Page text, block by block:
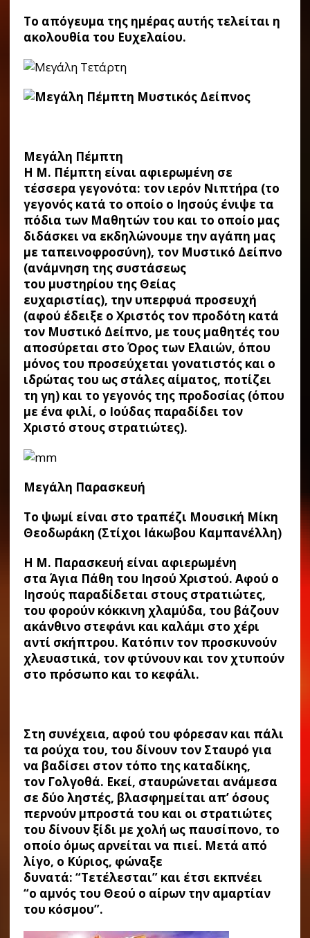
Το απόγευμα της ημέρας αυτής τελείται η
ακολουθία του Ευχελαίου.
Μεγάλη Πέμπτη
Η Μ. Πέμπτη είναι αφιερωμένη σε
τέσσερα γεγονότα: τον ιερόν Νιπτήρα (το
γεγονός κατά το οποίο ο Ιησούς ένιψε τα
πόδια των Μαθητών του και το οποίο μας
διδάσκει να εκδηλώνουμε την αγάπη μας
με ταπεινοφροσύνη), τον Μυστικό Δείπνο
(ανάμνηση της συστάσεως
του μυστηρίου της Θείας
ευχαριστίας), την υπερφυά προσευχή
(αφού έδειξε ο Χριστός τον προδότη κατά
τον Μυστικό Δείπνο, με τους μαθητές του
αποσύρεται στο Όρος των Ελαιών, όπου
μόνος του προσεύχεται γονατιστός και ο
ιδρώτας του ως στάλες αίματος, ποτίζει
τη γη) και το γεγονός της προδοσίας (όπου
με ένα φιλί, ο Ιούδας παραδίδει τον
Χριστό στους στρατιώτες).
Μεγάλη Παρασκευή
Το ψωμί είναι στο τραπέζι Μουσική Μίκη
Θεοδωράκη (Στίχοι Ιάκωβου Καμπανέλλη)
Η Μ. Παρασκευή είναι αφιερωμένη
στα Άγια Πάθη του Ιησού Χριστού. Αφού ο
Ιησούς παραδίδεται στους στρατιώτες,
του φορούν κόκκινη χλαμύδα, του βάζουν
ακάνθινο στεφάνι και καλάμι στο χέρι
αντί σκήπτρου. Κατόπιν τον προσκυνούν
χλευαστικά, τον φτύνουν και τον χτυπούν
στο πρόσωπο και το κεφάλι.
Στη συνέχεια, αφού του φόρεσαν και πάλι
τα ρούχα του, του δίνουν τον Σταυρό για
να βαδίσει στον τόπο της καταδίκης,
τον Γολγοθά. Εκεί, σταυρώνεται ανάμεσα
σε δύο ληστές, βλασφημείται απ’ όσους
περνούν μπροστά του και οι στρατιώτες
του δίνουν ξίδι με χολή ως παυσίπονο, το
οποίο όμως αρνείται να πιεί. Μετά από
λίγο, ο Κύριος, φώναξε
δυνατά: “Τετέλεσται” και έτσι εκπνέει
“ο αμνός του Θεού ο αίρων την αμαρτίαν
του κόσμου”.